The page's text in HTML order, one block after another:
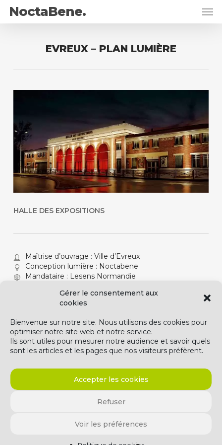
Gérer le consentement aux
cookies
Bienvenue sur notre site. Nous utilisons des cookies pour
optimiser notre site web et notre service.
Ils sont utiles pour mesurer notre audience et savoir quels
sont les articles et les pages que nos visiteurs préfèrent.
Accepter les cookies
Refuser
Voir les préférences
main
NoctaBene.
EVREUX – PLAN LUMIÈRE
HALLE DES EXPOSITIONS
Maîtrise d’ouvrage : Ville d’Evreux
Conception lumière : Noctabene
Mandataire : Lesens Normandie
Année de réalisation : 2010